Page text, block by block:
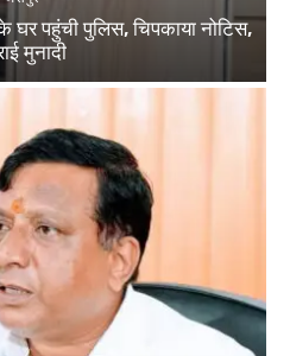
पहुंची पुलिस, चिपकाया नोटिस,
मुनादी